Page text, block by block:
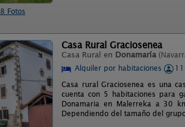
8 Fotos
Casa Rural Graciosenea
Casa Rural en Donamaría
Alquiler por habitaciones
Casa rural Graciosenea es una
cuenta con 5 habitaciones para
Donamaria en Malerreka a 30
Dependiendo del tamaño del